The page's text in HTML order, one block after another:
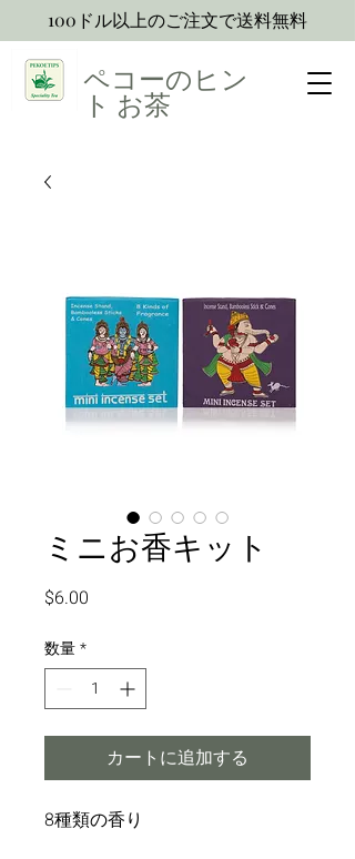
ペコーのヒン
ト お茶
100ドル以上のご注文で送料無料
ミニお香キット
$6.00
数量*
カートに追加する
8種類の香り